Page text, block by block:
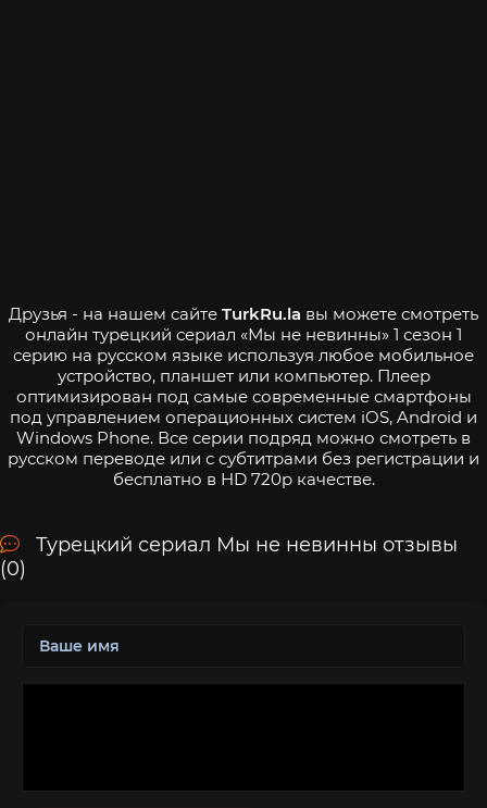
Друзья - на нашем сайте TurkRu.la вы можете смотреть
онлайн турецкий сериал «Мы не невинны» 1 сезон 1
серию на русском языке используя любое мобильное
устройство, планшет или компьютер. Плеер
оптимизирован под самые современные смартфоны
под управлением операционных систем iOS, Android и
Windows Phone. Все серии подряд можно смотреть в
русском переводе или с субтитрами без регистрации и
бесплатно в HD 720p качестве.
Турецкий сериал Мы не невинны отзывы
(0)